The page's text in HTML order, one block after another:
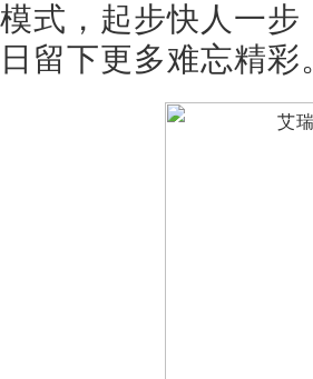
模式，起步快人一
日留下更多难忘精彩